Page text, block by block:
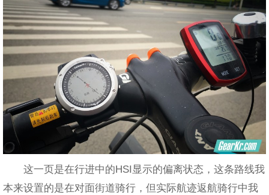
这一页是在行进中的HSI显示的偏离状态，这条路线我
本来设置的是在对面街道骑行，但实际航迹返航骑行中我